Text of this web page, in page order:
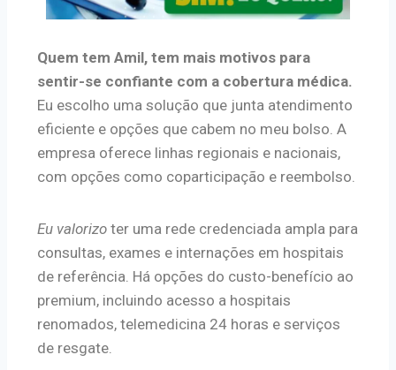
Quem tem Amil, tem mais motivos para
sentir-se confiante com a cobertura médica.
Eu escolho uma solução que junta atendimento
eficiente e opções que cabem no meu bolso. A
empresa oferece linhas regionais e nacionais,
com opções como coparticipação e reembolso.
Eu valorizo ter uma rede credenciada ampla para
consultas, exames e internações em hospitais
de referência. Há opções do custo-benefício ao
premium, incluindo acesso a hospitais
renomados, telemedicina 24 horas e serviços
de resgate.